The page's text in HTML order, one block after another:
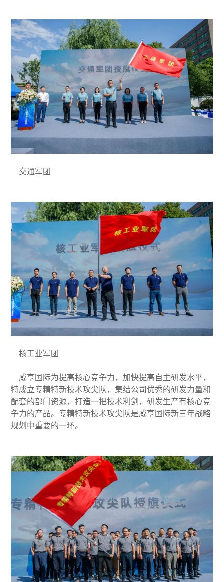
交通军团
核工业军团
咸亨国际为提高核心竞争力，加快提高自主研发水平，
特成立专精特新技术攻尖队，集结公司优秀的研发力量和
配套的部门资源，打造一把技术利剑，研发生产有核心竞
争力的产品。专精特新技术攻尖队是咸亨国际新三年战略
规划中重要的一环。